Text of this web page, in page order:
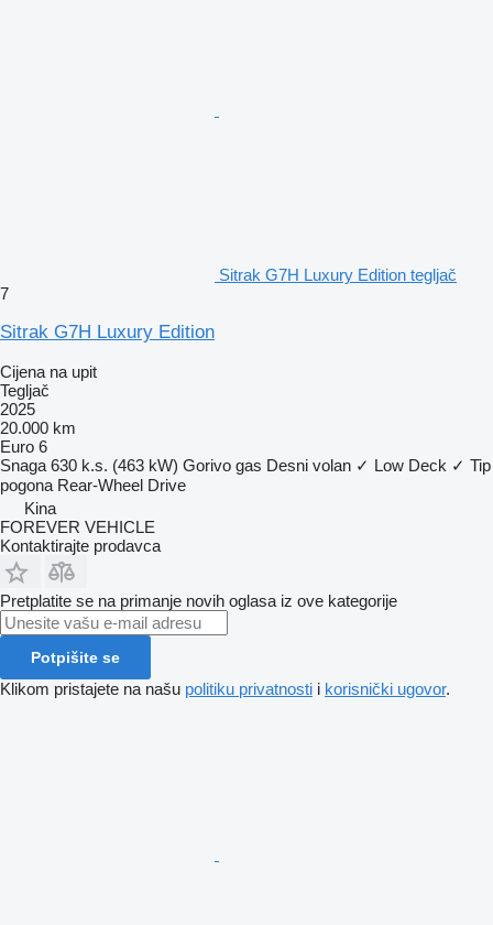
Sitrak G7H Luxury Edition tegljač
7
Sitrak G7H Luxury Edition
Cijena na upit
Tegljač
2025
20.000 km
Euro 6
Snaga 630 k.s. (463 kW) Gorivo gas Desni volan ✓ Low Deck ✓ Tip
pogona Rear-Wheel Drive
Kina
FOREVER VEHICLE
Kontaktirajte prodavca
Pretplatite se na primanje novih oglasa iz ove kategorije
Potpišite se
Klikom pristajete na našu politiku privatnosti i korisnički ugovor.